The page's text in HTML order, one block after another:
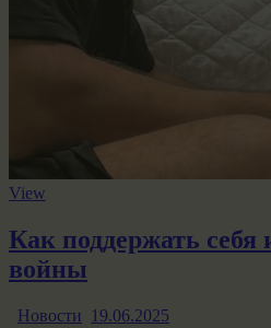
View
Как поддержать себя
войны
Новости
19.06.2025